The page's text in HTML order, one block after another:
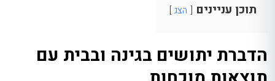
תוכן עניינים הצג
הדברת יתושים בגינה ובבית עם